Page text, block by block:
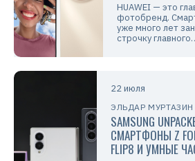
HUAWEI — это
фотобренд.
уже много лет
строчку
22 июля
ЭЛЬДАР МУРТАЗИН
SAMSUNG
СМАРТФОНЫ Z
FLIP8 И УМНЫЕ